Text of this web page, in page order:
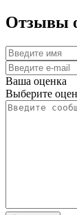
Отзывы
Ваша оценка
Выберите